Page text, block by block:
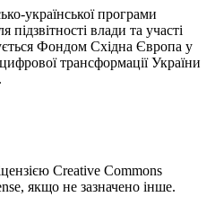
української програми
влади та участі
Фондом Східна Європа у
трансформації України
Creative Commons
якщо не зазначено інше.